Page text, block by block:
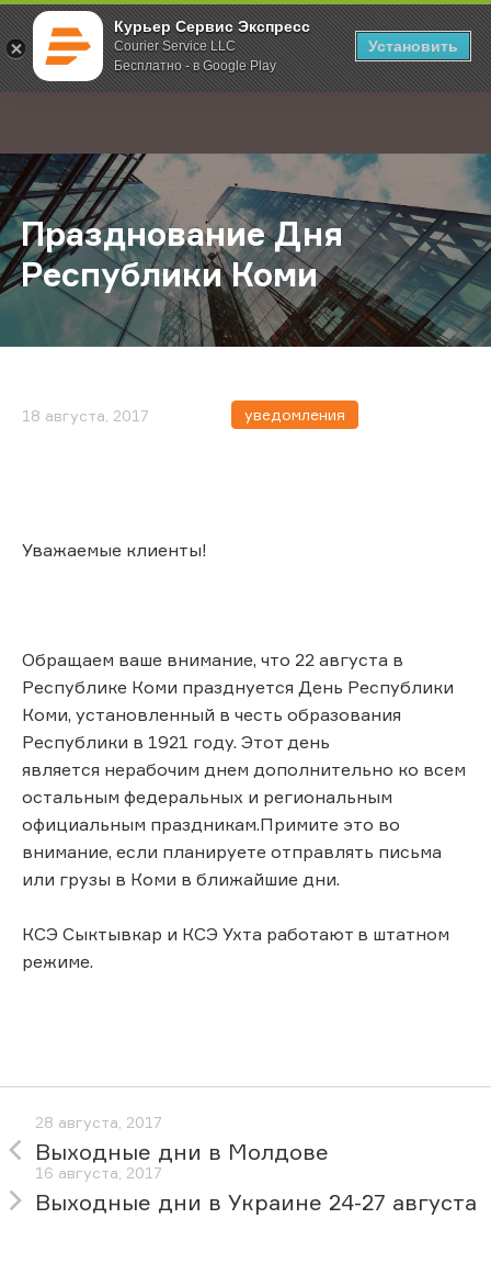
Курьер Сервис Экспресс
Courier Service LLC
Бесплатно - в Google Play
Установить
; Главная О компании Новости Празднование Дня Республики
Празднование Дня
Республики Коми
18 августа, 2017 уведомления
Уважаемые клиенты!
Обращаем ваше внимание, что 22 августа в
Республике Коми празднуется День Республики
Коми, установленный в честь образования
Республики в 1921 году. Этот день
является нерабочим днем дополнительно ко всем
остальным федеральных и региональным
официальным праздникам.Примите это во
внимание, если планируете отправлять письма
или грузы в Коми в ближайшие дни.
КСЭ Сыктывкар и КСЭ Ухта работают в штатном
режиме.
28 августа, 2017
Выходные дни в Молдове
16 августа, 2017
Выходные дни в Украине 24-27 августа